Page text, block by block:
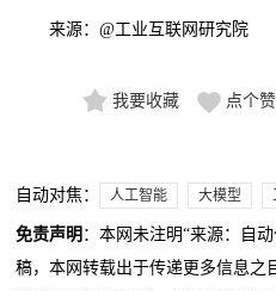
来源：@工业互联网研究院
我要收藏 点个
自动对焦： 人工智能 大模型
免责声明 ：本网未注明“来源：自
稿，本网转载出于传递更多信息之